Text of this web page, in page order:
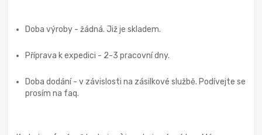
Doba výroby - žádná. Již je skladem.
Příprava k expedici - 2-3 pracovní dny.
Doba dodání - v závislosti na zásilkové službě. Podívejte se
prosím na faq.